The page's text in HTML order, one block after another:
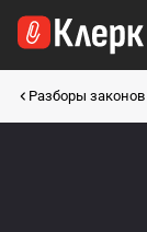
Разборы законов